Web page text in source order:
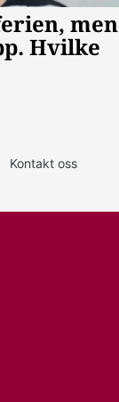
Kontakt oss